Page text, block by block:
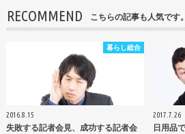
RECOMMEND こちらの記事も人気です。
暮らし総合
2016.8.15
失敗する記者会見、成功する記者会
2017.7.26
日用品